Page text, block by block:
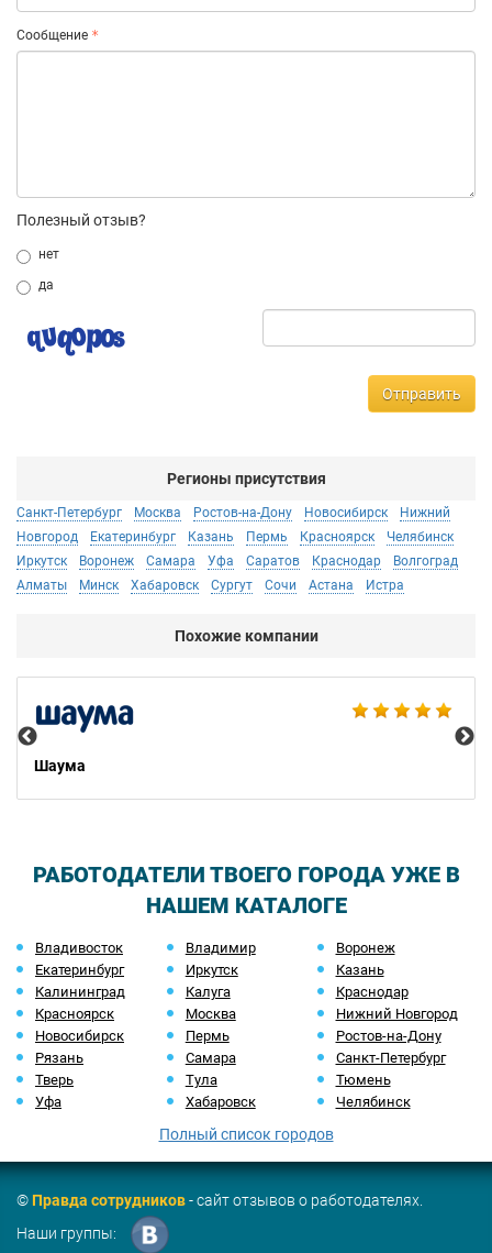
Сообщение
Полезный отзыв?
нет
да
Отправить
Регионы присутствия
Санкт-Петербург Москва Ростов-на-Дону Новосибирск
Нижний
Новгород
Екатеринбург Казань Пермь Красноярск
Челябинск
Иркутск
Воронеж Самара Уфа Саратов Краснодар
Волгоград
Алматы
Минск Хабаровск Сургут Сочи Астана Истра
Похожие компании
Шаума
РАБОТОДАТЕЛИ ТВОЕГО ГОРОДА УЖЕ В
НАШЕМ КАТАЛОГЕ
Владивосток Владимир
Воронеж
Екатеринбург
Иркутск
Казань
Калининград
Калуга
Краснодар
Красноярск
Москва
Нижний Новгород
Новосибирск
Пермь
Ростов-на-Дону
Рязань
Самара
Санкт-Петербург
Тверь
Тула
Тюмень
Уфа
Хабаровск Челябинск
Полный список городов
©Правда сотрудников- сайт отзывов о работодателях.
Наши группы: